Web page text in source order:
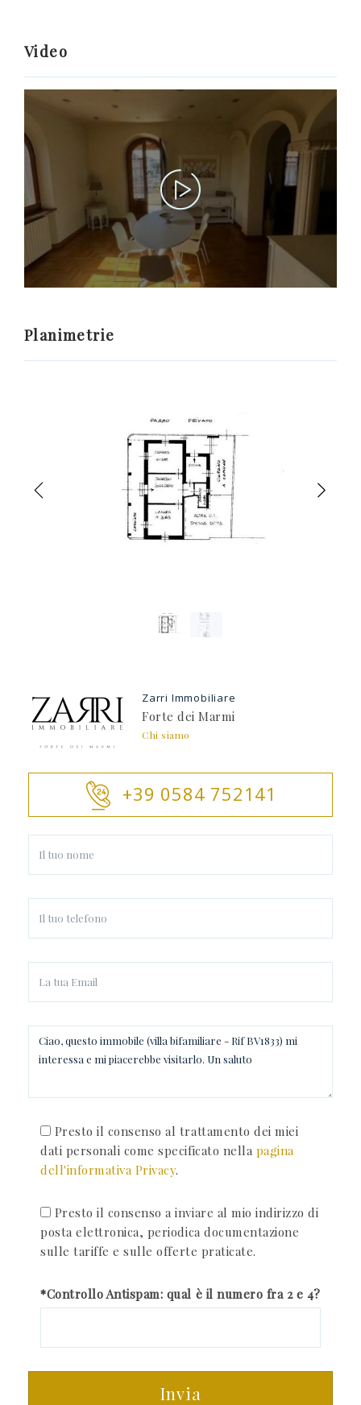
Video
Planimetrie
Zarri Immobiliare
Forte dei Marmi
Chi siamo
+39 0584 752141
Presto il consenso al trattamento dei miei
dati personali come specificato nella pagina
dell'informativa Privacy.
Presto il consenso a inviare al mio indirizzo di
posta elettronica, periodica documentazione
sulle tariffe e sulle offerte praticate.
*Controllo Antispam: qual è il numero fra 2 e 4?
Invia